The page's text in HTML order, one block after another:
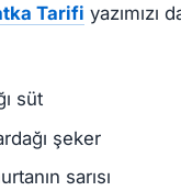
Tarifi yazımızı
süt
şeker
sarısı